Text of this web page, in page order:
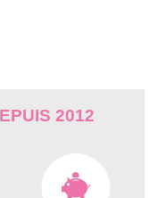
2012